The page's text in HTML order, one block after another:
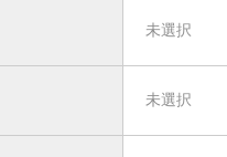
未選択
未選択